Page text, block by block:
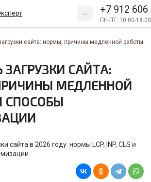
+7 912 606
ПН-ПТ: 10.00-18.00
сайта: нормы, причины медленной работы
ЗАГРУЗКИ САЙТА:
МЕДЛЕННОЙ
СПОСОБЫ